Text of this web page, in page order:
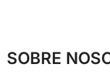
SOBRE